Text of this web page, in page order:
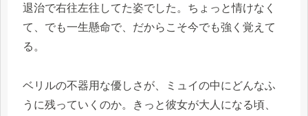
退治で右往左往してた姿でした。ちょっと情けなく
て、でも一生懸命で、だからこそ今でも強く覚えて
る。
ベリルの不器用な優しさが、ミュイの中にどんなふ
うに残っていくのか。きっと彼女が大人になる頃、